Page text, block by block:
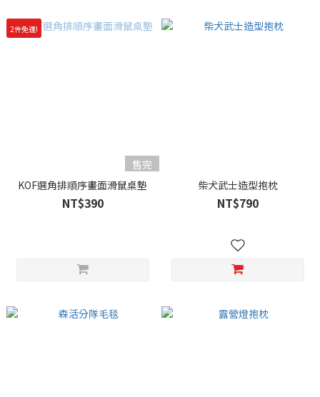
2件免運!
售完
KOF選角排順序畫面滑鼠桌墊
NT$390
柴犬武士造型抱枕
NT$790